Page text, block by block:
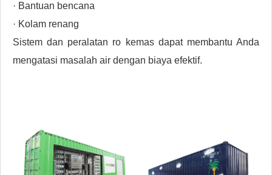
· Bantuan bencana
· Kolam renang
Sistem dan peralatan ro kemas dapat membantu Anda
mengatasi masalah air dengan biaya efektif.